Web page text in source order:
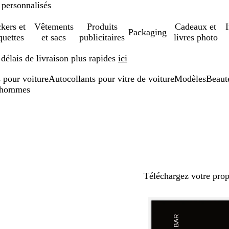
et
Vêtements
et sacs
Produits
publicitaires
Packaging
Cadeaux et
livres photo
de livraison plus rapides ici
pour voitureAutocollants pour vitre de voitureModèles
Téléchargez votre